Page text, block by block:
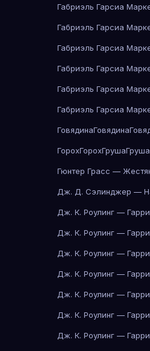
Габриэль Гарсиа
Габриэль Гарсиа
Габриэль Гарсиа
Габриэль Гарсиа
Габриэль Гарсиа
Габриэль Гарсиа
ГовядинаГовядина
ГорохГорохГрушаГруша
Гюнтер Грасс —
Дж. Д. Сэлинджер —
Дж. К. Роулинг —
Дж. К. Роулинг —
Дж. К. Роулинг —
Дж. К. Роулинг —
Дж. К. Роулинг —
Дж. К. Роулинг —
Дж. К. Роулинг —